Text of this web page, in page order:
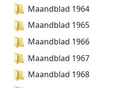
Maandblad 1964
Maandblad 1965
Maandblad 1966
Maandblad 1967
Maandblad 1968